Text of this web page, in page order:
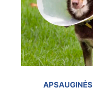
APSAUGINĖS